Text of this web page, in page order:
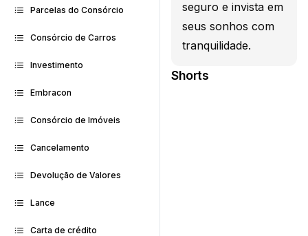
Parcelas do Consórcio
Consórcio de Carros
Investimento
Embracon
Consórcio de Imóveis
Cancelamento
Devolução de Valores
Lance
Carta de crédito
seguro e invista em
seus sonhos com
tranquilidade.
Shorts